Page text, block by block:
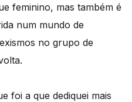
feminino, mas também é
num mundo de
no grupo de
foi a que dediquei mais